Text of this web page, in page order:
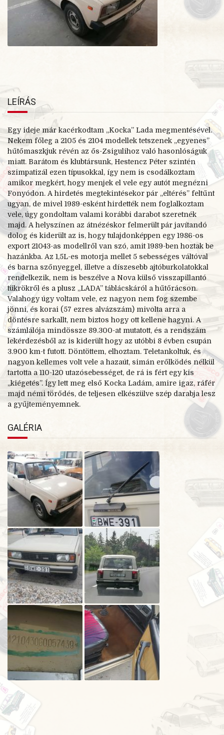
LEÍRÁS
Egy ideje már kacérkodtam „Kocka” Lada megmentésével.
Nekem főleg a 2105 és 2104 modellek tetszenek „egyenes”
hűtőmaszkjuk révén az ős-Zsigulihoz való hasonlóságuk
miatt. Barátom és klubtársunk, Hestencz Péter szintén
szimpatizál ezen típusokkal, így nem is csodálkoztam
amikor megkért, hogy menjek el vele egy autót megnézni
Fonyódon. A hirdetés megtekintésekor pár „eltérés” feltűnt
ugyan, de mivel 1989-esként hirdették nem foglalkoztam
vele, úgy gondoltam valami korábbi darabot szeretnék
majd. A helyszínen az átnézéskor felmerült pár javítandó
dolog és kiderült az is, hogy tulajdonképpen egy 1986-os
export 21043-as modellről van szó, amit 1989-ben hoztak be
hazánkba. Az 1,5L-es motorja mellet 5 sebességes váltóval
és barna szőnyeggel, illetve a díszesebb ajtóburkolatokkal
rendelkezik, nem is beszélve a Nova külső visszapillantó
tükrökről és a plusz „LADA” táblácskáról a hűtőrácson.
Valahogy úgy voltam vele, ez nagyon nem fog szembe
jönni, és korai (57 ezres alvázszám) mivolta arra a
döntésre sarkallt, nem biztos hogy ott kellene hagyni. A
számlálója mindössze 89.300-at mutatott, és a rendszám
lekérdezésből az is kiderült hogy az utóbbi 8 évben csupán
3.900 km-t futott. Döntöttem, elhoztam. Teletankoltuk, és
nagyon kellemes volt vele a hazaút, simán erőlködés nélkül
tartotta a 110-120 utazósebességet, de rá is fért egy kis
„kiégetés”. Így lett meg első Kocka Ladám, amire igaz, ráfér
majd némi törődés, de teljesen elkészülve szép darabja lesz
a gyűjteményemnek.
GALÉRIA